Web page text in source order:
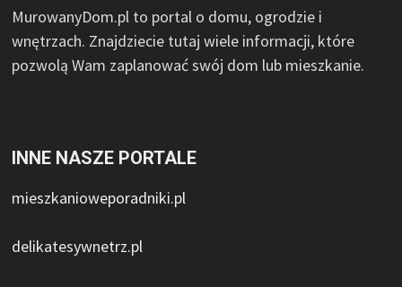
MurowanyDom.pl to portal o domu, ogrodzie i
wnętrzach. Znajdziecie tutaj wiele informacji, które
pozwolą Wam zaplanować swój dom lub mieszkanie.
INNE NASZE PORTALE
mieszkanioweporadniki.pl
delikatesywnetrz.pl